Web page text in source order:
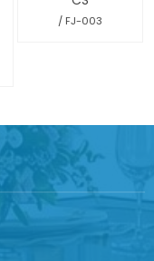
/ FJ-003